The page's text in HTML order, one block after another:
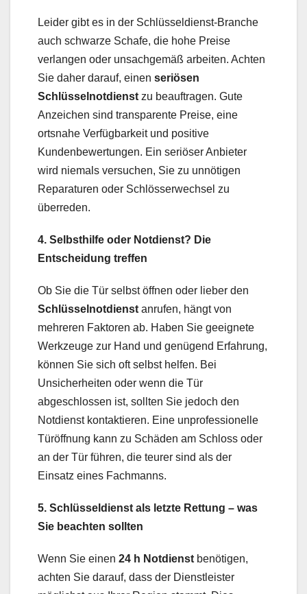
Leider gibt es in der Schlüsseldienst-Branche
auch schwarze Schafe, die hohe Preise
verlangen oder unsachgemäß arbeiten. Achten
Sie daher darauf, einen seriösen
Schlüsselnotdienst zu beauftragen. Gute
Anzeichen sind transparente Preise, eine
ortsnahe Verfügbarkeit und positive
Kundenbewertungen. Ein seriöser Anbieter
wird niemals versuchen, Sie zu unnötigen
Reparaturen oder Schlösserwechsel zu
überreden.
4. Selbsthilfe oder Notdienst? Die
Entscheidung treffen
Ob Sie die Tür selbst öffnen oder lieber den
Schlüsselnotdienst anrufen, hängt von
mehreren Faktoren ab. Haben Sie geeignete
Werkzeuge zur Hand und genügend Erfahrung,
können Sie sich oft selbst helfen. Bei
Unsicherheiten oder wenn die Tür
abgeschlossen ist, sollten Sie jedoch den
Notdienst kontaktieren. Eine unprofessionelle
Türöffnung kann zu Schäden am Schloss oder
an der Tür führen, die teurer sind als der
Einsatz eines Fachmanns.
5. Schlüsseldienst als letzte Rettung – was
Sie beachten sollten
Wenn Sie einen 24 h Notdienst benötigen,
achten Sie darauf, dass der Dienstleister